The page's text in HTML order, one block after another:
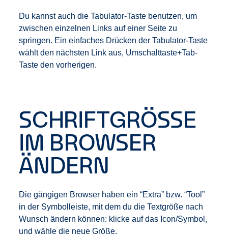
Du kannst auch die Tabulator-Taste benutzen, um
zwischen einzelnen Links auf einer Seite zu
springen. Ein einfaches Drücken der Tabulator-Taste
wählt den nächsten Link aus, Umschalttaste+Tab-
Taste den vorherigen.
SCHRIFTGRÖSSE
IM BROWSER
ÄNDERN
Die gängigen Browser haben ein “Extra” bzw. “Tool”
in der Symbolleiste, mit dem du die Textgröße nach
Wunsch ändern können: klicke auf das Icon/Symbol,
und wähle die neue Größe.